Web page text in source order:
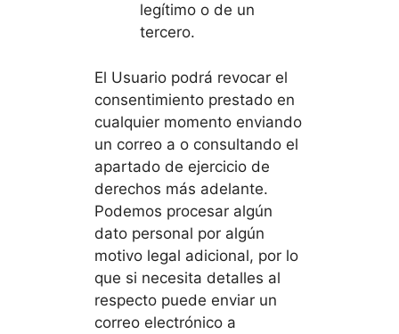
legítimo o de un
tercero.
El Usuario podrá revocar el
consentimiento prestado en
cualquier momento enviando
un correo a o consultando el
apartado de ejercicio de
derechos más adelante.
Podemos procesar algún
dato personal por algún
motivo legal adicional, por lo
que si necesita detalles al
respecto puede enviar un
correo electrónico a